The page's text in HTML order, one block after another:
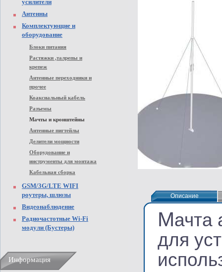
усилители
Антенны
Комплектующие и
оборудование
Блоки питания
Растяжки ,талрепы и
крепеж
Антенные переходники и
прочее
Коаксиальный кабель
Разъемы
Мачты и кронштейны
Антенные пигтейлы
Делители мощности
Оборудование и
инструменты для монтажа
Кабельная сборка
GSM/3G/LTE WIFI
роутеры, шлюзы
Видеонаблюдение
Радиочастотные Wi-Fi
модули (Бустеры)
Информация
Описание
Описание
Мачта
для